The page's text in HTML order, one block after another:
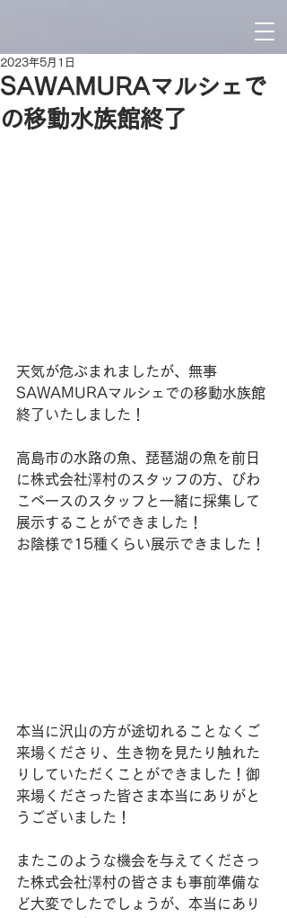
SAWAMURAマルシェで
の移動水族館終了
2023年5月1日
天気が危ぶまれましたが、無事
SAWAMURAマルシェでの移動水族館
終了いたしました！
高島市の水路の魚、琵琶湖の魚を前日
に株式会社澤村のスタッフの方、びわ
こベースのスタッフと一緒に採集して
展示することができました！
お陰様で15種くらい展示できました！
本当に沢山の方が途切れることなくご
来場くださり、生き物を見たり触れた
りしていただくことができました！御
来場くださった皆さま本当にありがと
うございました！
またこのような機会を与えてくださっ
た株式会社澤村の皆さまも事前準備な
ど大変でしたでしょうが、本当にあり